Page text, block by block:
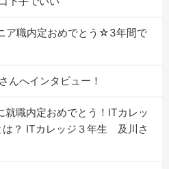
ア職内定おめでとう☆3年間で
んへインタビュー！
就職内定おめでとう！ITカレッ
は？ ITカレッジ３年生 及川さ